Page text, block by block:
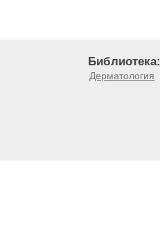
Библиотека:
Дерматология